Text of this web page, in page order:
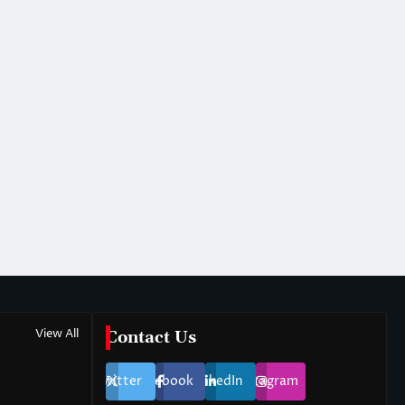
View All Contact Us
TwitterFacebookLinkedInInstagram